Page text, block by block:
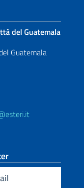
del Guatemala
Guatemala